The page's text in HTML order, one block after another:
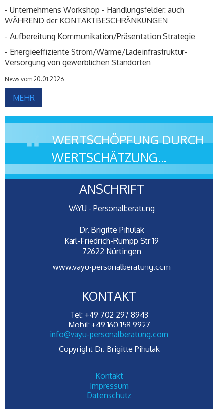
- Unternehmens Workshop - Handlungsfelder: auch
WÄHREND der KONTAKTBESCHRÄNKUNGEN
- Aufbereitung Kommunikation/Präsentation Strategie
- Energieeffiziente Strom/Wärme/Ladeinfrastruktur-
Versorgung von gewerblichen Standorten
News vom 20.01.2026
MEHR
WERTSCHÖPFUNG DURCH
WERTSCHÄTZUNG...
ANSCHRIFT
VAYU - Personalberatung
Dr. Brigitte Pihulak
Karl-Friedrich-Rumpp Str 19
72622 Nürtingen
www.vayu-personalberatung.com
KONTAKT
Tel: +49 702 297 8943
Mobil: +49 160 158 9927
info@vayu-personalberatung.com
Copyright Dr. Brigitte Pihulak
Kontakt
Impressum
Datenschutz